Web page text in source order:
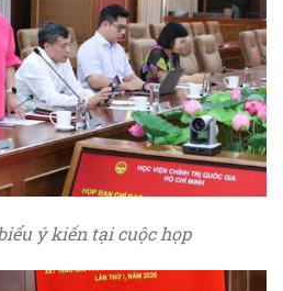
ý kiến tại cuộc họp